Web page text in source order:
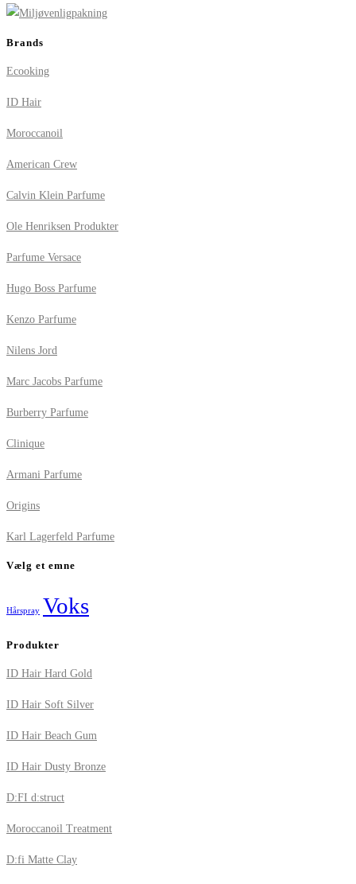
Brands
Ecooking
ID Hair
Moroccanoil
American Crew
Calvin Klein Parfume
Ole Henriksen Produkter
Parfume Versace
Hugo Boss Parfume
Kenzo Parfume
Nilens Jord
Marc Jacobs Parfume
Burberry Parfume
Clinique
Armani Parfume
Origins
Karl Lagerfeld Parfume
Vælg et emne
Hårspray Voks
Produkter
ID Hair Hard Gold
ID Hair Soft Silver
ID Hair Beach Gum
ID Hair Dusty Bronze
D:FI d:struct
Moroccanoil Treatment
D:fi Matte Clay